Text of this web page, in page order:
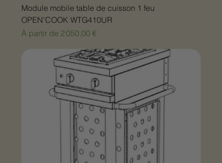
Module mobile table de cuisson 1 feu
OPEN'COOK WTG410UR
À partir de 2 050,00 €
Prix promotionnel